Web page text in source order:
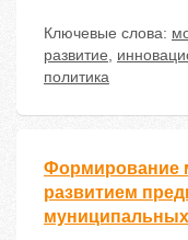
Ключевые слова:
развитие,
политика
Формирование
развитием